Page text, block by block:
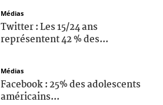
Médias
Twitter : Les 15/24 ans
représentent 42 % des...
Médias
Facebook : 25% des adolescents
américains...